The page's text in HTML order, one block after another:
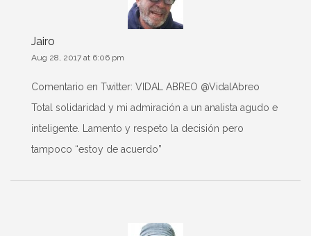
Jairo
Aug 28, 2017 at 6:06 pm
Comentario en Twitter: VIDAL ABREO‏ @VidalAbreo
Total solidaridad y mi admiración a un analista agudo e
inteligente. Lamento y respeto la decisión pero
tampoco “estoy de acuerdo”